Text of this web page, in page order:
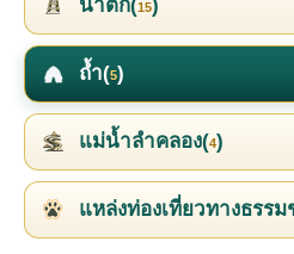
น้ำตก(15)
ถ้ำ(5)
แม่น้ำลำคลอง(4)
แหล่งท่องเที่ยวทางธรร